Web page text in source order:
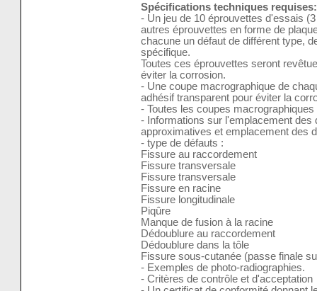
Spécifications techniques requises:
- Un jeu de 10 éprouvettes d'essais
autres éprouvettes en forme de
chacune un défaut de différent type,
spécifique.
Toutes ces éprouvettes seront
éviter la corrosion.
- Une coupe macrographique de
adhésif transparent pour éviter la
- Toutes les coupes
- Informations sur l'emplacement des
approximatives et emplacement des
- type de défauts :
Fissure au raccordement
Fissure transversale
Fissure transversale
Fissure en racine
Fissure longitudinale
Piqûre
Manque de fusion à la racine
Dédoublure au raccordement
Dédoublure dans la tôle
Fissure sous-cutanée (passe finale
- Exemples de photo-radiographies.
- Critères de contrôle et d'acceptation